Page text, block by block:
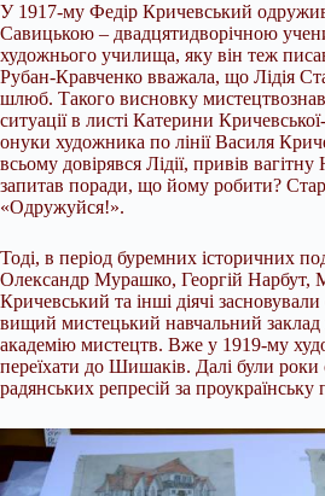
У 1917-му Федір Кричевський
Савицькою – двадцятидворічною
художнього училища, яку він теж
Рубан-Кравченко вважала, що Лідія
шлюб. Такого висновку
ситуації в листі Катерини
онуки художника по лінії Василя
всьому довірявся Лідії, привів
запитав поради, що йому робити?
«Одружуйся!».
Тоді, в період буремних історичних
Олександр Мурашко, Георгій Нарбут,
Кричевський та інші діячі
вищий мистецький навчальний заклад
академію мистецтв. Вже у 1919-му
переїхати до Шишаків. Далі були
радянських репресій за проукраїнську